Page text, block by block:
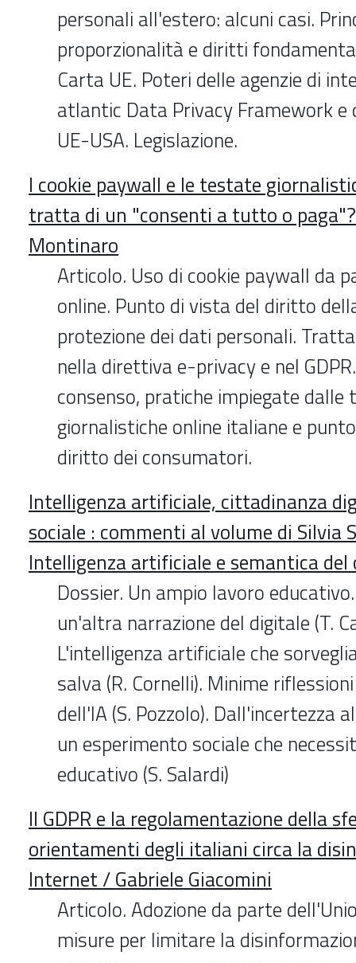
personali all'estero: alcuni casi.
proporzionalità e diritti
Carta UE. Poteri delle agenzie di
atlantic Data Privacy Framework e
UE-USA. Legislazione.
I cookie paywall e le testate
tratta di un "consenti a tutto o
Montinaro
Articolo. Uso di cookie paywall da
online. Punto di vista del diritto
protezione dei dati personali.
nella direttiva e-privacy e nel
consenso, pratiche impiegate
giornalistiche online italiane e
diritto dei consumatori.
Intelligenza artificiale, cittadinanza
sociale : commenti al volume di Silvia
Intelligenza artificiale e semantica
Dossier. Un ampio lavoro
un'altra narrazione del digitale (T.
L'intelligenza artificiale che
salva (R. Cornelli). Minime
dell'IA (S. Pozzolo). Dall'incertezza
un esperimento sociale che
educativo (S. Salardi)
Il GDPR e la regolamentazione della
orientamenti degli italiani circa la
Internet / Gabriele Giacomini
Articolo. Adozione da parte
misure per limitare la